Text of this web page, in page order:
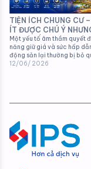
TIỆN ÍCH CHUNG CƯ
ÍT ĐƯỢC CHÚ Ý
ĐỊNH GIÁ TRỊ CĂN HỘ
DÀI HẠN
Một yếu tố âm thầm quyết
năng giữ giá và sức hấp
động sản lại thường bị bỏ
tiện ích và chất lượng vận
12/06/ 2026